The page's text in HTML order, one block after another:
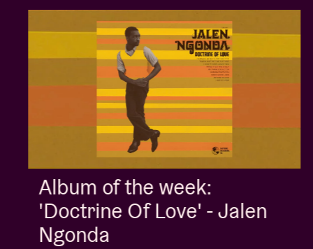
Album of the week:
'Doctrine Of Love' - Jalen
Ngonda